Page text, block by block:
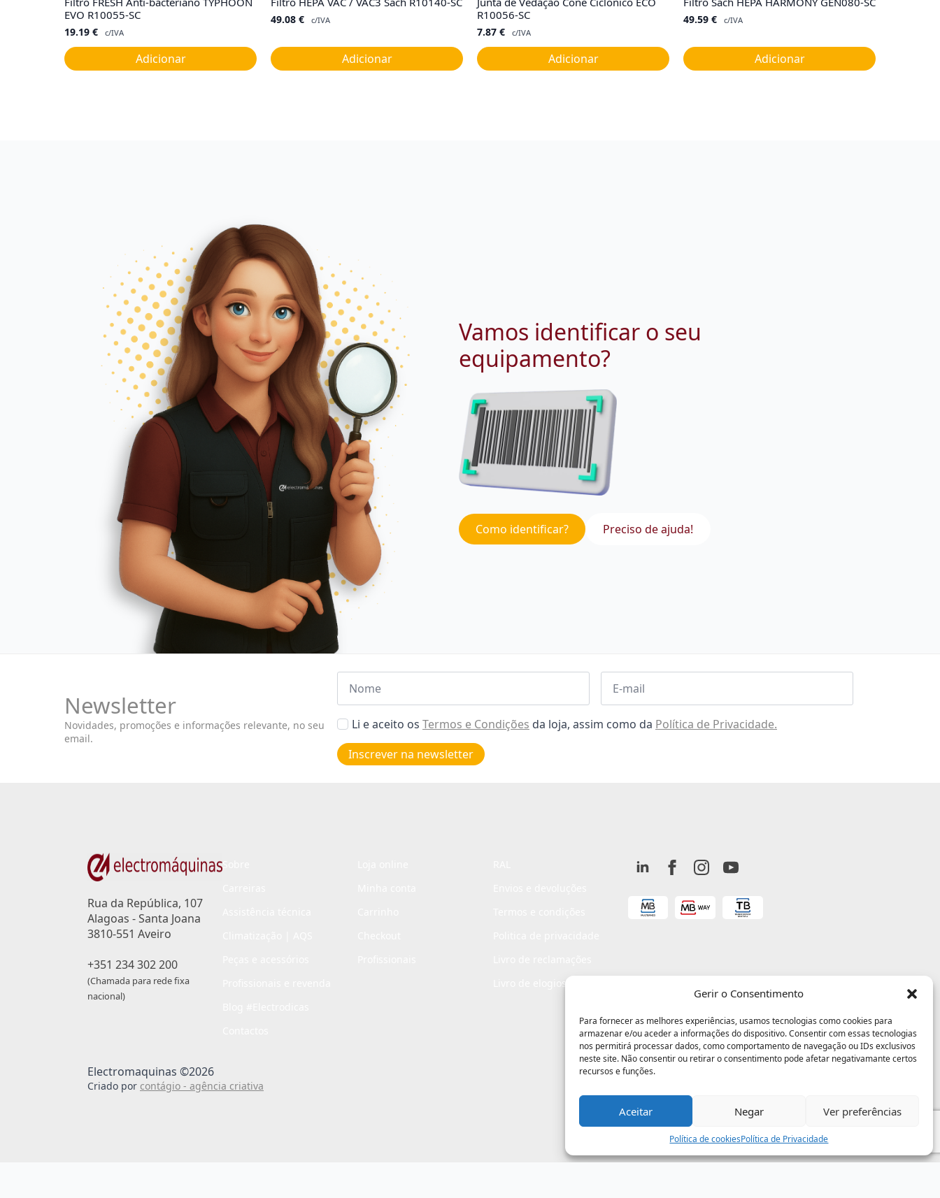
Gerir o Consentimento
Para fornecer as melhores experiências, usamos tecnologias como cookies para
armazenar e/ou aceder a informações do dispositivo. Consentir com essas tecnologias
nos permitirá processar dados, como comportamento de navegação ou IDs exclusivos
neste site. Não consentir ou retirar o consentimento pode afetar negativamante certos
recursos e funções.
Aceitar Negar Ver preferências
Política de cookiesPolítica de Privacidade
EVO R10055-SC
19.19 € c/IVA
Adicionar
49.08 € c/IVA
Adicionar
R10056-SC
7.87 € c/IVA
Adicionar
49.59 € c/IVA
Adicionar
Vamos identificar o seu
equipamento?
Como identificar? Preciso de ajuda!
Newsletter
Novidades, promoções e informações relevante, no seu
email.
Nome Email
Aceitar
de
privacidade
Li e aceito os Termos e Condições da loja, assim como da Política de Privacidade.
Inscrever na newsletter
Rua da República, 107
Alagoas - Santa Joana
3810-551 Aveiro
+351 234 302 200
(Chamada para rede fixa
nacional)
Livro de elogios
Electromaquinas ©2026
Criado por contágio - agência criativa